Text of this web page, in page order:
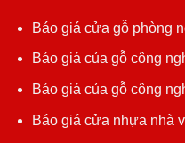
Báo giá cửa gỗ phòng
Báo giá của gỗ công
Báo giá của gỗ công
Báo giá cửa nhựa nhà